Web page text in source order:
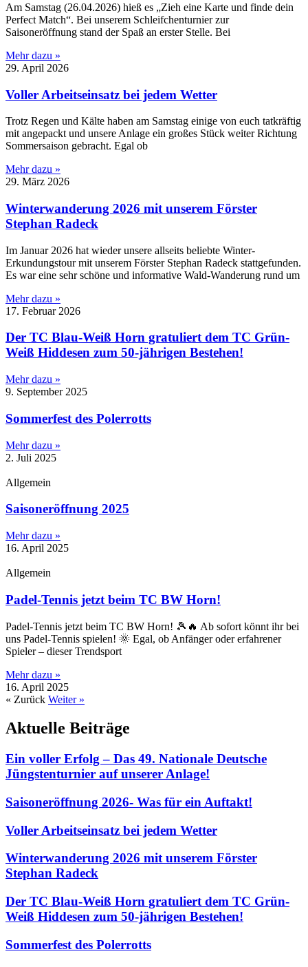
Am Samstag (26.04.2026) hieß es „Zieh eine Karte und finde dein
Perfect Match“. Bei unserem Schleifchenturnier zur
Saisoneröffnung stand der Spaß an erster Stelle. Bei
Mehr dazu »
29. April 2026
Voller Arbeitseinsatz bei jedem Wetter
Trotz Regen und Kälte haben am Samstag einige von euch tatkräftig
mit angepackt und unsere Anlage ein großes Stück weiter Richtung
Sommersaison gebracht. Egal ob
Mehr dazu »
29. März 2026
Winterwanderung 2026 mit unserem Förster
Stephan Radeck
Im Januar 2026 hat wieder unsere allseits beliebte Winter-
Erkundungstour mit unserem Förster Stephan Radeck stattgefunden.
Es war eine sehr schöne und informative Wald-Wanderung rund um
Mehr dazu »
17. Februar 2026
Der TC Blau-Weiß Horn gratuliert dem TC Grün-
Weiß Hiddesen zum 50-jährigen Bestehen!
Mehr dazu »
9. September 2025
Sommerfest des Polerrotts
Mehr dazu »
2. Juli 2025
Allgemein
Saisoneröffnung 2025
Mehr dazu »
16. April 2025
Allgemein
Padel-Tennis jetzt beim TC BW Horn!
Padel-Tennis jetzt beim TC BW Horn! 🎾🔥 Ab sofort könnt ihr bei
uns Padel-Tennis spielen! 🌞 Egal, ob Anfänger oder erfahrener
Spieler – dieser Trendsport
Mehr dazu »
16. April 2025
« Zurück Weiter »
Aktuelle Beiträge
Ein voller Erfolg – Das 49. Nationale Deutsche
Jüngstenturnier auf unserer Anlage!
Saisoneröffnung 2026- Was für ein Auftakt!
Voller Arbeitseinsatz bei jedem Wetter
Winterwanderung 2026 mit unserem Förster
Stephan Radeck
Der TC Blau-Weiß Horn gratuliert dem TC Grün-
Weiß Hiddesen zum 50-jährigen Bestehen!
Sommerfest des Polerrotts